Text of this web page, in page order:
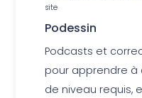
site
Podessin
Podcasts et
pour apprendre à
de niveau requis,